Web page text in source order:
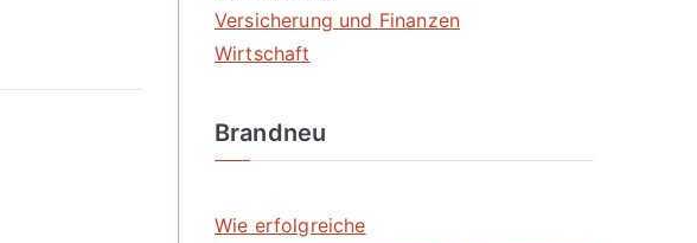
Versicherung und Finanzen
Wirtschaft
Brandneu
Wie erfolgreiche